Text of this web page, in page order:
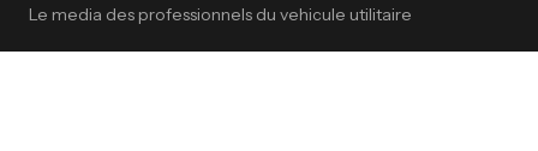
Le media des professionnels du vehicule utilitaire